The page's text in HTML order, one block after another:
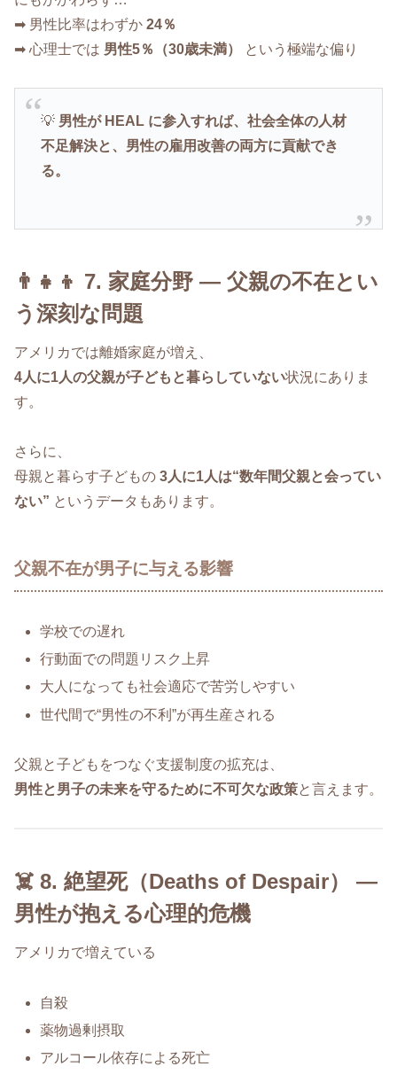
➡ 男性比率はわずか 24％
➡ 心理士では 男性5％（30歳未満） という極端な偏り
💡 男性が HEAL に参入すれば、社会全体の人材
不足解決と、男性の雇用改善の両方に貢献でき
る。
👨‍👧‍👦 7. 家庭分野 ― 父親の不在とい
う深刻な問題
アメリカでは離婚家庭が増え、
4人に1人の父親が子どもと暮らしていない状況にありま
す。
さらに、
母親と暮らす子どもの 3人に1人は“数年間父親と会ってい
ない” というデータもあります。
父親不在が男子に与える影響
学校での遅れ
行動面での問題リスク上昇
大人になっても社会適応で苦労しやすい
世代間で“男性の不利”が再生産される
父親と子どもをつなぐ支援制度の拡充は、
男性と男子の未来を守るために不可欠な政策と言えます。
☠️ 8. 絶望死（Deaths of Despair） ―
男性が抱える心理的危機
アメリカで増えている
自殺
薬物過剰摂取
アルコール依存による死亡